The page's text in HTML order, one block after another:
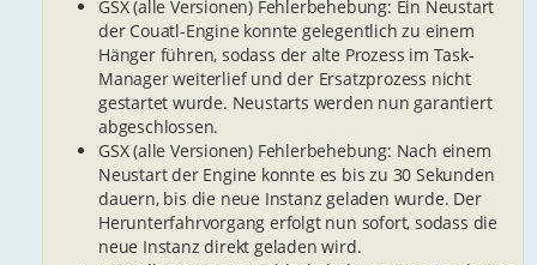
GSX (alle Versionen) Fehlerbehebung: Ein Neustart
der Couatl-Engine konnte gelegentlich zu einem
Hänger führen, sodass der alte Prozess im Task-
Manager weiterlief und der Ersatzprozess nicht
gestartet wurde. Neustarts werden nun garantiert
abgeschlossen.
GSX (alle Versionen) Fehlerbehebung: Nach einem
Neustart der Engine konnte es bis zu 30 Sekunden
dauern, bis die neue Instanz geladen wurde. Der
Herunterfahrvorgang erfolgt nun sofort, sodass die
neue Instanz direkt geladen wird.